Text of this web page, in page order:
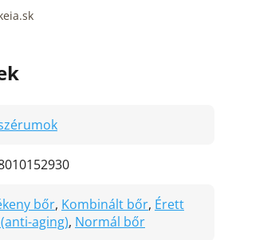
bőr, Kombinált bőr, Érett
aging), Normál bőr